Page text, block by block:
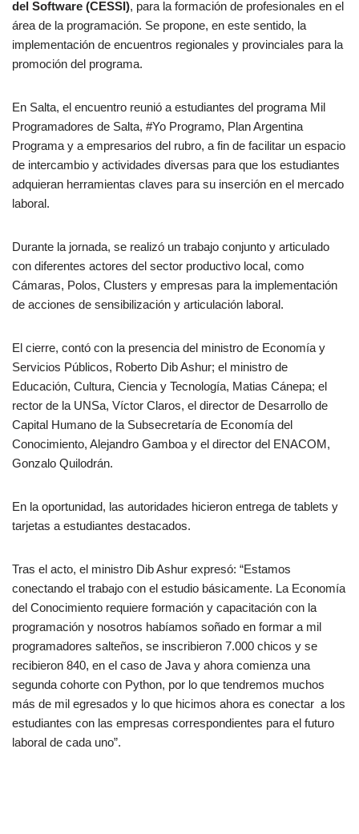
del Software (CESSI), para la formación de profesionales en el
área de la programación. Se propone, en este sentido, la
implementación de encuentros regionales y provinciales para la
promoción del programa.
En Salta, el encuentro reunió a estudiantes del programa Mil
Programadores de Salta, #Yo Programo, Plan Argentina
Programa y a empresarios del rubro, a fin de facilitar un espacio
de intercambio y actividades diversas para que los estudiantes
adquieran herramientas claves para su inserción en el mercado
laboral.
Durante la jornada, se realizó un trabajo conjunto y articulado
con diferentes actores del sector productivo local, como
Cámaras, Polos, Clusters y empresas para la implementación
de acciones de sensibilización y articulación laboral.
El cierre, contó con la presencia del ministro de Economía y
Servicios Públicos, Roberto Dib Ashur; el ministro de
Educación, Cultura, Ciencia y Tecnología, Matias Cánepa; el
rector de la UNSa, Víctor Claros, el director de Desarrollo de
Capital Humano de la Subsecretaría de Economía del
Conocimiento, Alejandro Gamboa y el director del ENACOM,
Gonzalo Quilodrán.
En la oportunidad, las autoridades hicieron entrega de tablets y
tarjetas a estudiantes destacados.
Tras el acto, el ministro Dib Ashur expresó: “Estamos
conectando el trabajo con el estudio básicamente. La Economía
del Conocimiento requiere formación y capacitación con la
programación y nosotros habíamos soñado en formar a mil
programadores salteños, se inscribieron 7.000 chicos y se
recibieron 840, en el caso de Java y ahora comienza una
segunda cohorte con Python, por lo que tendremos muchos
más de mil egresados y lo que hicimos ahora es conectar a los
estudiantes con las empresas correspondientes para el futuro
laboral de cada uno”.